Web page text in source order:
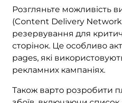
Розгляньте можливість
(Content Delivery
резервування для
сторінок. Це особливо
pages, які
рекламних кампаніях.
Також варто розробити